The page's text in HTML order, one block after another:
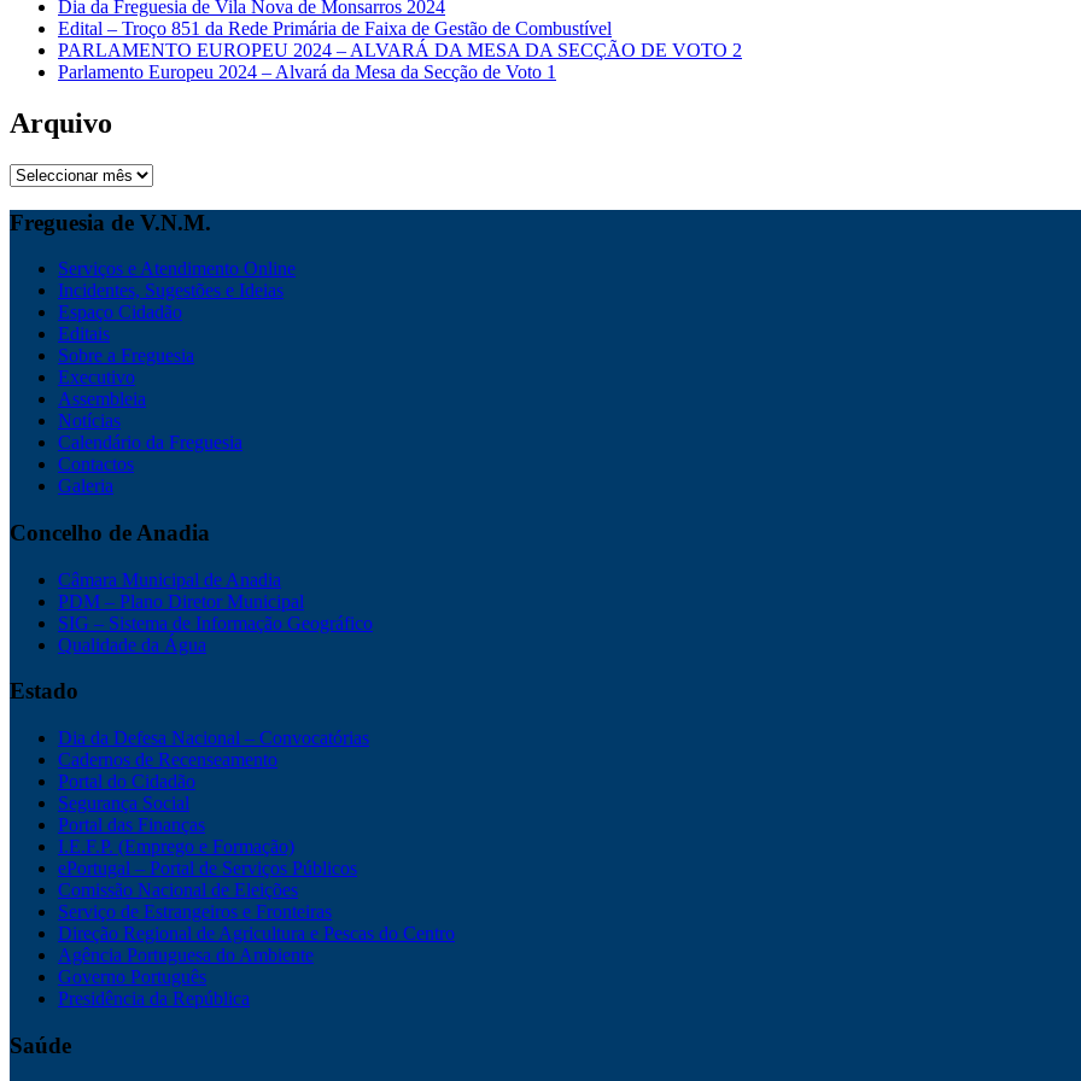
Dia da Freguesia de Vila Nova de Monsarros 2024
Edital – Troço 851 da Rede Primária de Faixa de Gestão de Combustível
PARLAMENTO EUROPEU 2024 – ALVARÁ DA MESA DA SECÇÃO DE VOTO 2
Parlamento Europeu 2024 – Alvará da Mesa da Secção de Voto 1
Arquivo
Arquivo
Freguesia de V.N.M.
Serviços e Atendimento Online
Incidentes, Sugestões e Ideias
Espaço Cidadão
Editais
Sobre a Freguesia
Executivo
Assembleia
Notícias
Calendário da Freguesia
Contactos
Galeria
Concelho de Anadia
Câmara Municipal de Anadia
PDM – Plano Diretor Municipal
SIG – Sistema de Informação Geográfico
Qualidade da Água
Estado
Dia da Defesa Nacional – Convocatórias
Cadernos de Recenseamento
Portal do Cidadão
Segurança Social
Portal das Finanças
I.E.F.P. (Emprego e Formação)
ePortugal – Portal de Serviços Públicos
Comissão Nacional de Eleições
Serviço de Estrangeiros e Fronteiras
Direção Regional de Agricultura e Pescas do Centro
Agência Portuguesa do Ambiente
Governo Português
Presidência da República
Saúde